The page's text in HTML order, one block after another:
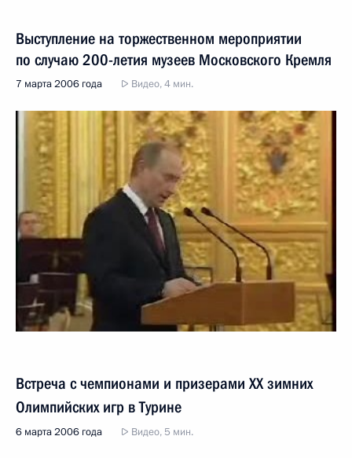
Выступление на торжественном мероприятии
по случаю 200-летия музеев Московского Кремля
7 марта 2006 года Видео, 4 мин.
Встреча с чемпионами и призерами ХХ зимних
Олимпийских игр в Турине
6 марта 2006 года Видео, 5 мин.